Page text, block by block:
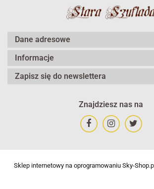
Dane adresowe
Informacje
Zapisz się do newslettera
Znajdziesz nas na
Sklep internetowy na oprogramowaniu Sky-